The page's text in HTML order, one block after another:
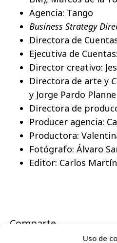
Uso de
Agencia: Tango
Business Strategy
Directora de
Ejecutiva de
Director creativo:
Directora de arte y
y Jorge Pardo
Directora de
Producer agencia:
Productora:
Fotógrafo: Álvaro
Editor: Carlos
Comparte